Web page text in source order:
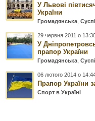
У Львові
України
Громадянська,
29 червня 2011 о
У
прапор України
Громадянська,
06 лютого 2014 о
Прапор України
Спорт в Україні